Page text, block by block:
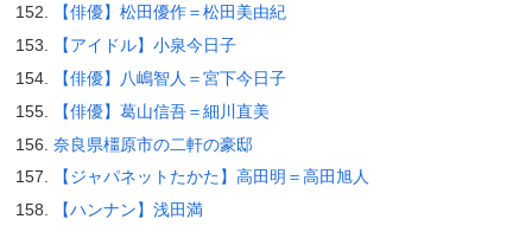
【俳優】松田優作＝松田美由紀
【アイドル】小泉今日子
【俳優】八嶋智人＝宮下今日子
【俳優】葛山信吾＝細川直美
奈良県橿原市の二軒の豪邸
【ジャパネットたかた】高田明＝高田旭人
【ハンナン】浅田満